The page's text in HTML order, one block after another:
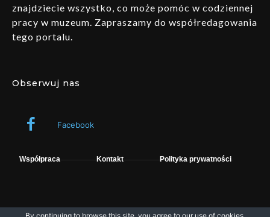
znajdziecie wszystko, co może pomóc w codziennej
pracy w muzeum. Zapraszamy do współredagowania
tego portalu.
Obserwuj nas
Facebook
Współpraca Kontakt Polityka prywatności